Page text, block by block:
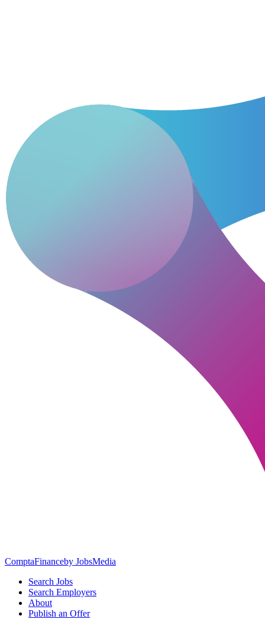
ComptaFinanceby JobsMedia
Search Jobs
Search Employers
About
Publish an Offer